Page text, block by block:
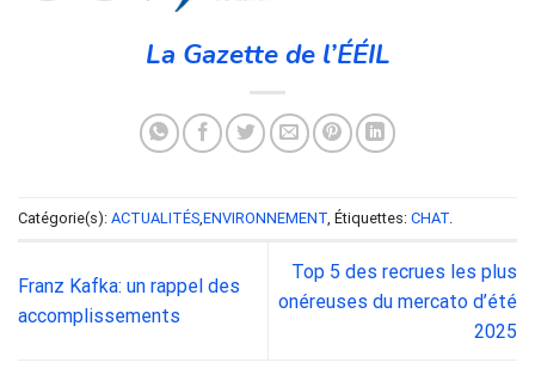
La Gazette de l’ÉÉIL
Catégorie(s): ACTUALITÉS ENVIRONNEMENT , Étiquettes: CHAT
Franz Kafka: un rappel des
accomplissements
Top 5 des recrues les plus
onéreuses du mercato d’été
2025